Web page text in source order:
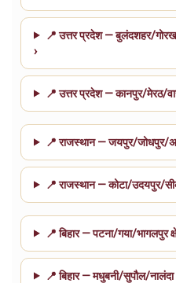
📍 उत्तर प्रदेश — बुलंदशहर/
›
📍 उत्तर प्रदेश — कानपुर/मेरठ/
📍 राजस्थान — जयपुर/जोधपुर/
📍 राजस्थान — कोटा/उदयपुर/
📍 बिहार — पटना/गया/भागलपुर
📍 बिहार — मधुबनी/सुपौल/